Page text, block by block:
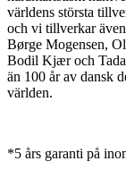
världens största
och vi tillverkar
Børge Mogensen,
Bodil Kjær och
än 100 år av dansk
världen.
*5 års garanti på